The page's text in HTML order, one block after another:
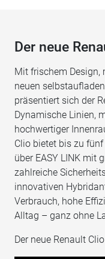
Der neue
Mit frischem Design,
neuen
präsentiert sich der
Dynamische Linien,
hochwertiger
Clio bietet bis zu
über EASY LINK mit
zahlreiche
innovativen
Verbrauch, hohe
Alltag – ganz ohne
Der neue Renault